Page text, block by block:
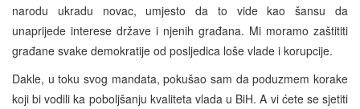
narodu ukradu novac, umjesto da to vide kao šansu da
unaprijede interese države i njenih građana. Mi moramo zaštititi
građane svake demokratije od posljedica loše vlade i korupcije.
Dakle, u toku svog mandata, pokušao sam da poduzmem korake
koji bi vodili ka poboljšanju kvaliteta vlada u BiH. A vi ćete se sjetiti